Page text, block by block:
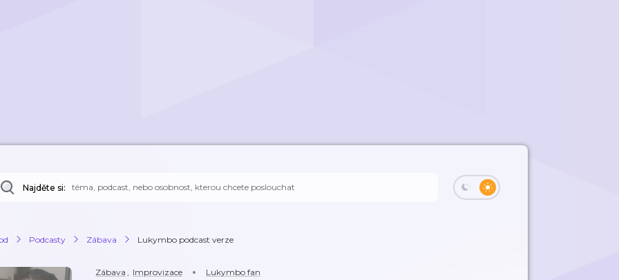
Najděte si:
Podcasty Zábava Lukymbo podcast verze
Zábava , Improvizace Lukymbo fan